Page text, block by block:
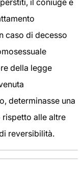
il coniuge e
caso di decesso
della legge
determinasse una
alle altre
reversibilità.